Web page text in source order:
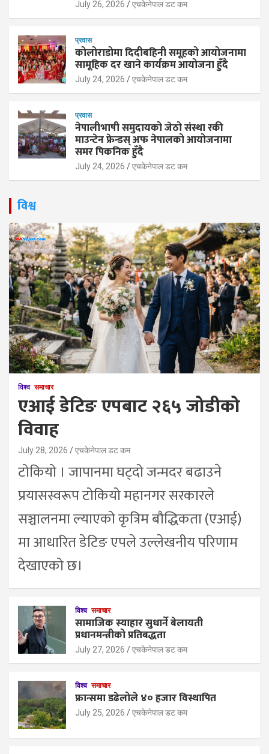
July 26, 2026 एचकेनेपाल डट कम
प्रवास
कोलोराडोमा दिदीबहिनी समूहको आयोजनामा
सामूहिक दर खाने कार्यक्रम आयोजना हुँदै
July 24, 2026 एचकेनेपाल डट कम
प्रवास
नेपालीभाषी समुदायको जेठो संस्था रकी
माउन्टेन फ्रेन्डस् अफ नेपालको आयोजनामा
समर पिकनिक हुँदै
July 24, 2026 एचकेनेपाल डट कम
विश्व
विश्व समाचार
एआई डेटिङ एपबाट २६५ जोडीको
विवाह
July 28, 2026 एचकेनेपाल डट कम
टोकियो । जापानमा घट्दो जन्मदर बढाउने
प्रयासस्वरूप टोकियो महानगर सरकारले
सञ्चालनमा ल्याएको कृत्रिम बौद्धिकता (एआई)
मा आधारित डेटिङ एपले उल्लेखनीय परिणाम
देखाएको छ।
विश्व समाचार
सामाजिक स्याहार सुधार्ने बेलायती
प्रधानमन्त्रीको प्रतिबद्धता
July 27, 2026 एचकेनेपाल डट कम
विश्व समाचार
फ्रान्समा डढेलोले ४० हजार विस्थापित
July 25, 2026 एचकेनेपाल डट कम